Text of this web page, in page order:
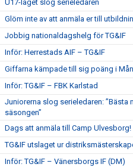
U17-laget slog serieledaren
Glöm inte av att anmäla er till
Jobbig nationaldagshelg för TG&IF
Inför: Herrestads AIF – TG&IF
Giffarna kämpade till sig poäng i
Inför: TG&IF – FBK Karlstad
Juniorerna slog serieledaren: ”Bästa
säsongen”
Dags att anmäla till Camp Ulvesborg!
TG&IF utslaget ur
Inför: TG&IF – Vänersborgs IF (DM)